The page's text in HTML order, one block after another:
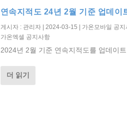
연속지적도 24년 2월 기준 업데이
게시자 : 관리자| 2024-03-15 가온모바일 공지
가온엑셀 공지사항
2024년 2월 기준 연속지적도를 업데이
더 읽기